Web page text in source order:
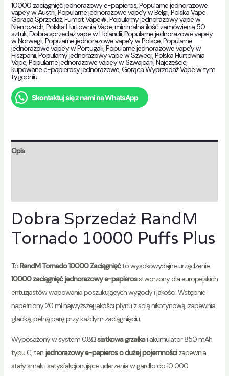
10000 zaciągnięć jednorazowy e-papieros,Popularne jednorazowe
vape'y w Austrii,Popularne jednorazowe vape'y w Belgii,Polska Vape
Gorąca Sprzedaż,Fumot Vape🔥,Popularny jednorazowy vape w
Niemczech,Polska Hurtownia Vape,minimalna ilość zamówienia 50
sztuk,Dobra sprzedaż vape w Holandii,Popularne jednorazowe vape'y
w Norwegii,Popularne jednorazowe vape'y w Polsce,Popularne
jednorazowe vape'y w Portugalii,Popularne jednorazowe vape'y w
Hiszpanii,Popularny jednorazowy vape w Szwecji,Polska Hurtownia
Vape,Popularne jednorazowe vape'y w Szwajcarii,Najczęściej
kupowane e-papierosy jednorazowe,Gorąca Wyprzedaż Vape w tym
tygodniu
Skontaktuj się z nami na WhatsApp
Opis
Dobra Sprzedaż RandM
Tornado 10000 Puffs Plus
To RandM Tornado 10000 Zaciągnięćto wysokowydajne urządzenie
10000 zaciągnięć jednorazowy e-papierosstworzony dla europejskich
entuzjastów wapowania poszukujących wygody i jakości. Wstępnie
napełniony 20 ml najwyższej jakości płynu z solą nikotynową, zapewnia
gładką, pełną parę przy każdym zaciągnięciu.
Wyposażony w system 0.8Ωsiatkowa grzałkai akumulator 850 mAh
typu C, ten jednorazowy e-papieros o dużej pojemnościzapewnia
stały smak i satysfakcjonujące uderzenia w gardło do 10 000